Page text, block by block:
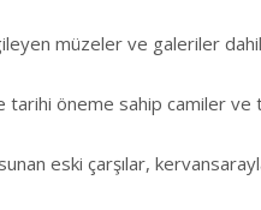
müzeler ve galeriler
tarihi öneme sahip camiler
eski çarşılar,